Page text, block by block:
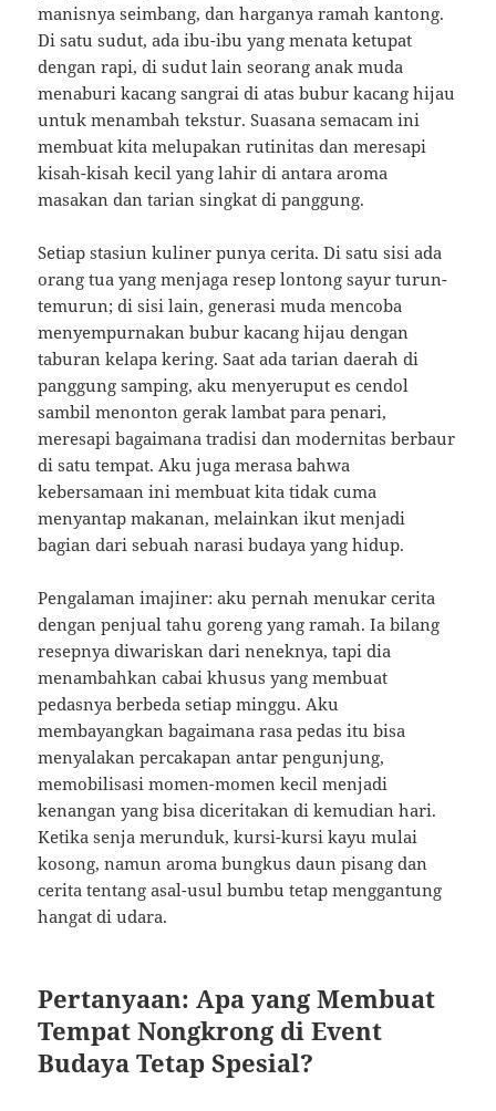
manisnya seimbang, dan harganya ramah kantong.
Di satu sudut, ada ibu-ibu yang menata ketupat
dengan rapi, di sudut lain seorang anak muda
menaburi kacang sangrai di atas bubur kacang hijau
untuk menambah tekstur. Suasana semacam ini
membuat kita melupakan rutinitas dan meresapi
kisah-kisah kecil yang lahir di antara aroma
masakan dan tarian singkat di panggung.
Setiap stasiun kuliner punya cerita. Di satu sisi ada
orang tua yang menjaga resep lontong sayur turun-
temurun; di sisi lain, generasi muda mencoba
menyempurnakan bubur kacang hijau dengan
taburan kelapa kering. Saat ada tarian daerah di
panggung samping, aku menyeruput es cendol
sambil menonton gerak lambat para penari,
meresapi bagaimana tradisi dan modernitas berbaur
di satu tempat. Aku juga merasa bahwa
kebersamaan ini membuat kita tidak cuma
menyantap makanan, melainkan ikut menjadi
bagian dari sebuah narasi budaya yang hidup.
Pengalaman imajiner: aku pernah menukar cerita
dengan penjual tahu goreng yang ramah. Ia bilang
resepnya diwariskan dari neneknya, tapi dia
menambahkan cabai khusus yang membuat
pedasnya berbeda setiap minggu. Aku
membayangkan bagaimana rasa pedas itu bisa
menyalakan percakapan antar pengunjung,
memobilisasi momen-momen kecil menjadi
kenangan yang bisa diceritakan di kemudian hari.
Ketika senja merunduk, kursi-kursi kayu mulai
kosong, namun aroma bungkus daun pisang dan
cerita tentang asal-usul bumbu tetap menggantung
hangat di udara.
Pertanyaan: Apa yang Membuat
Tempat Nongkrong di Event
Budaya Tetap Spesial?